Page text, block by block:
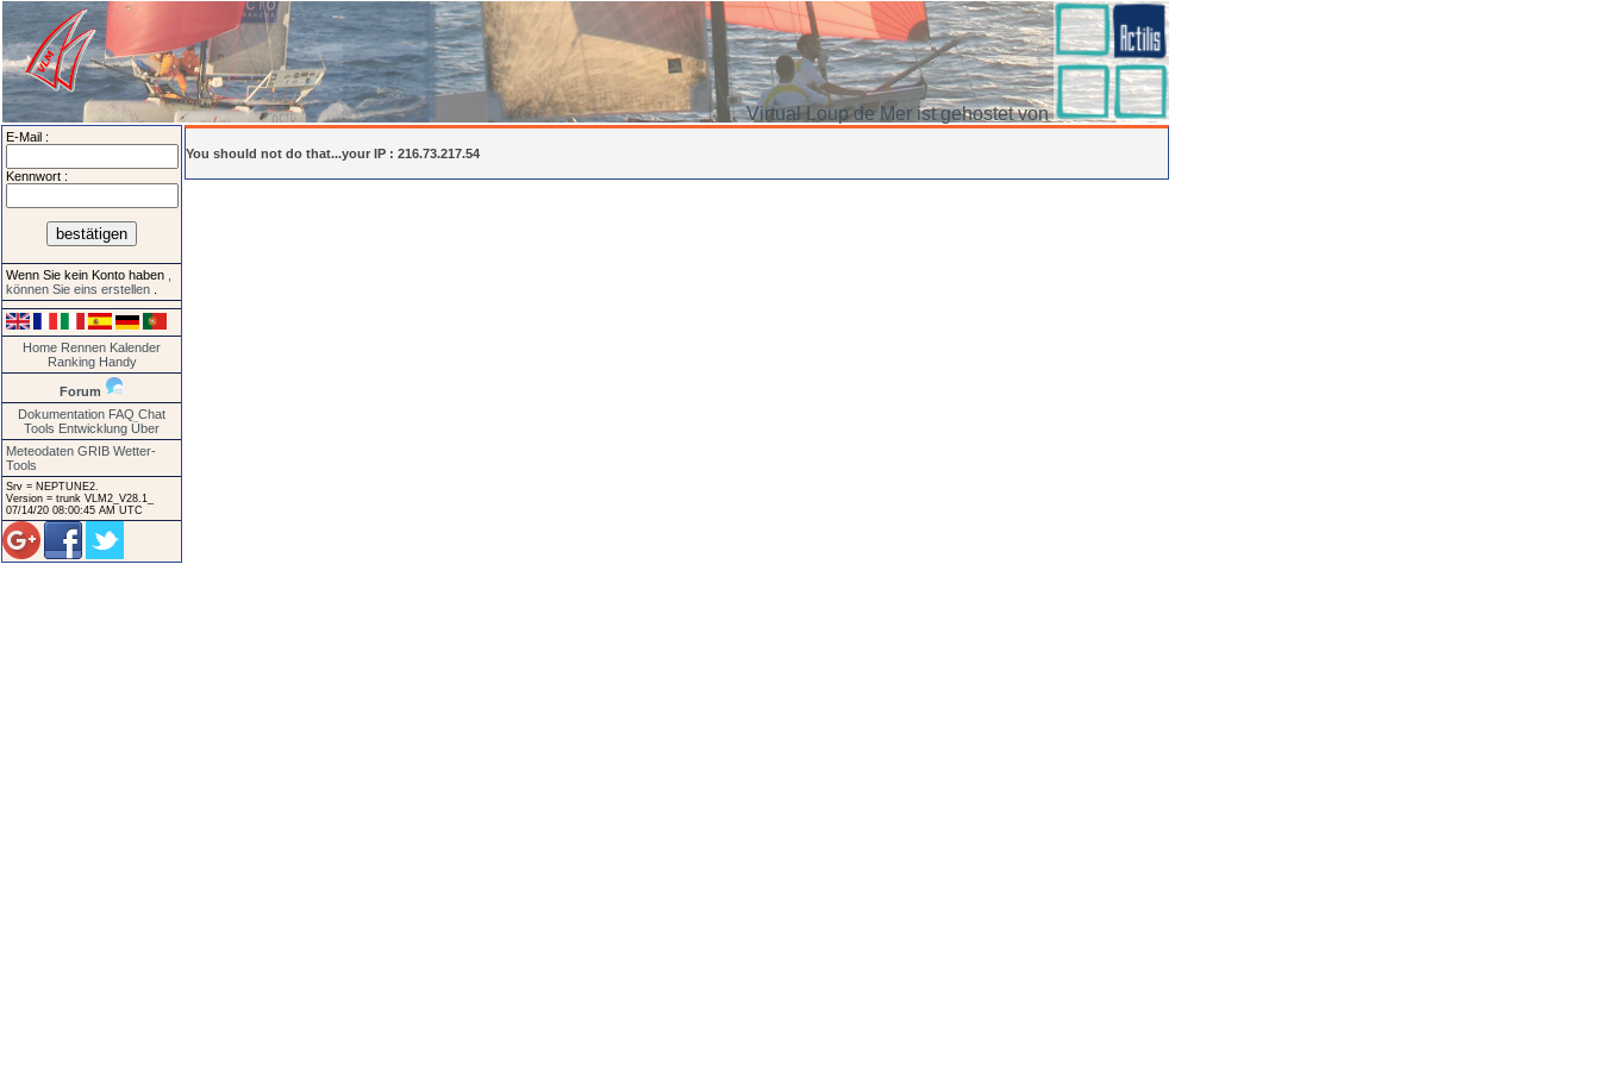
Virtual Loup de Mer ist gehostet von
E-Mail :
Kennwort :
Wenn Sie kein Konto haben
können Sie eins erstellen
Home Rennen Kalender
Ranking Handy
Forum
Dokumentation FAQ Chat
Tools Entwicklung Über
Meteodaten GRIB Wetter-
Tools
Srv = NEPTUNE2.
Version = trunk VLM2_V28.1_
07/14/20 08:00:45 AM UTC
You should not do that...your IP : 216.73.217.54